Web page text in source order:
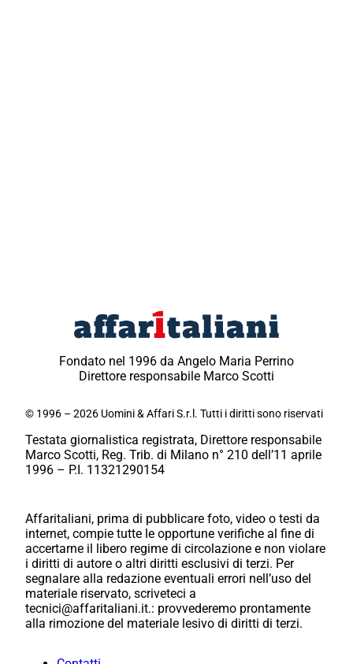
Fondato nel 1996 da Angelo Maria Perrino
Direttore responsabile Marco Scotti
© 1996 – 2026 Uomini & Affari S.r.l. Tutti i diritti sono riservati
Testata giornalistica registrata, Direttore responsabile
Marco Scotti, Reg. Trib. di Milano n° 210 dell’11 aprile
1996 – P.I. 11321290154
Affaritaliani, prima di pubblicare foto, video o testi da
internet, compie tutte le opportune verifiche al fine di
accertarne il libero regime di circolazione e non violare
i diritti di autore o altri diritti esclusivi di terzi. Per
segnalare alla redazione eventuali errori nell’uso del
materiale riservato, scriveteci a
tecnici@affaritaliani.it.: provvederemo prontamente
alla rimozione del materiale lesivo di diritti di terzi.